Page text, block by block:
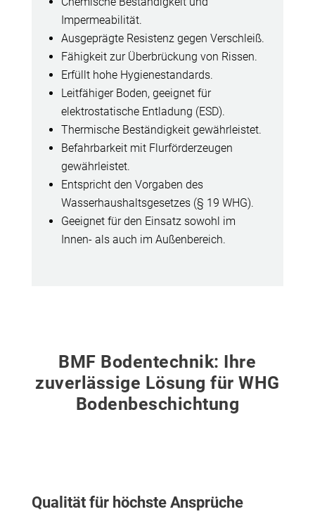
Impermeabilität.
Ausgeprägte Resistenz gegen Verschleiß.
Fähigkeit zur Überbrückung von Rissen.
Erfüllt hohe Hygienestandards.
Leitfähiger Boden, geeignet für
elektrostatische Entladung (ESD).
Thermische Beständigkeit gewährleistet.
Befahrbarkeit mit Flurförderzeugen
gewährleistet.
Entspricht den Vorgaben des
Wasserhaushaltsgesetzes (§ 19 WHG).
Geeignet für den Einsatz sowohl im
Innen- als auch im Außenbereich.
BMF Bodentechnik: Ihre
zuverlässige Lösung für WHG
Bodenbeschichtung
Qualität für höchste Ansprüche